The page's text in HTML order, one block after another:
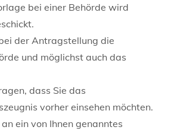
bei einer Behörde wird
der Antragstellung die
und möglichst auch das
dass Sie das
vorher einsehen möchten.
ein von Ihnen genanntes